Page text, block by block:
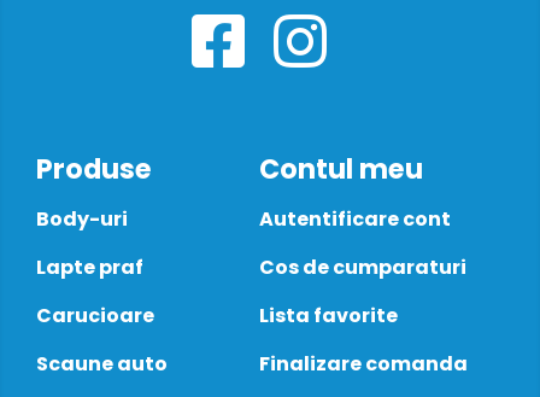
Produse
Body-uri
Lapte praf
Carucioare
Scaune auto
Contul meu
Autentificare cont
Cos de cumparaturi
Lista favorite
Finalizare comanda